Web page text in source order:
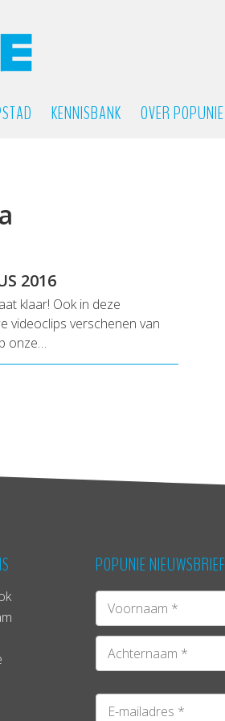
KENNISBANK OVER POPUNIE
2016
klaar! Ook in deze
videoclips verschenen van
onze…
POPUNIE NIEUWSBRIEF